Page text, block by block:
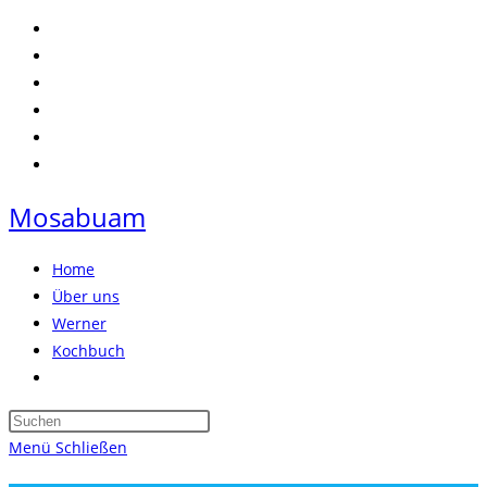
Zum
Inhalt
springen
Mosabuam
Home
Über uns
Werner
Kochbuch
umschalten
Press
Menü Schließen